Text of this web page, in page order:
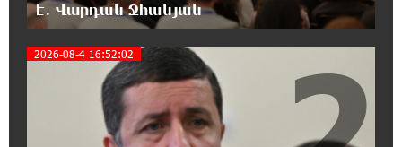
Հայաստանում լուրջ վտանգներ է
պարունակում. Ավետիք Չալաբյան
17:28:45 8-08-2026
«Հայաքվե»-ի հայտարարությունից հետո
WCC-ն արձագանքել է Հայ Եկեղեցու շուրջ
ստեղծված իրավիճակին
է․ Վարդան Ջհանյան
2026-08-4 16:52:02